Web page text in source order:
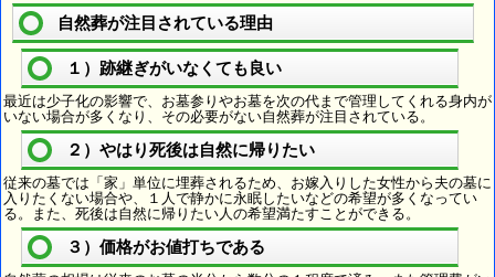
自然葬が注目されている理由
１）跡継ぎがいなくても良い
最近は少子化の影響で、お墓参りやお墓を次の代まで管理してくれる身内が
いない場合が多くなり、その必要がない自然葬が注目されている。
２）やはり死後は自然に帰りたい
従来の墓では「家」単位に埋葬されるため、お嫁入りした女性から夫の墓に
入りたくない場合や、１人で静かに永眠したいなどの希望が多くなってい
る。また、死後は自然に帰りたい人の希望満たすことができる。
３）価格がお値打ちである